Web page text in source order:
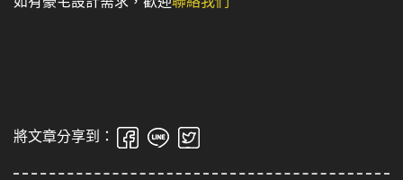
將文章分享到：